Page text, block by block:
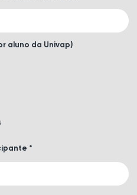
aluno da Univap)
*